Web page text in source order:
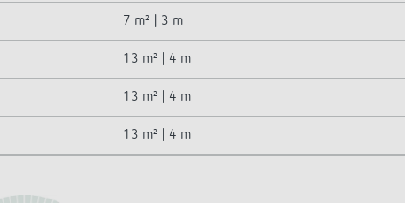
7 m² | 3 m
13 m² | 4 m
13 m² | 4 m
13 m² | 4 m